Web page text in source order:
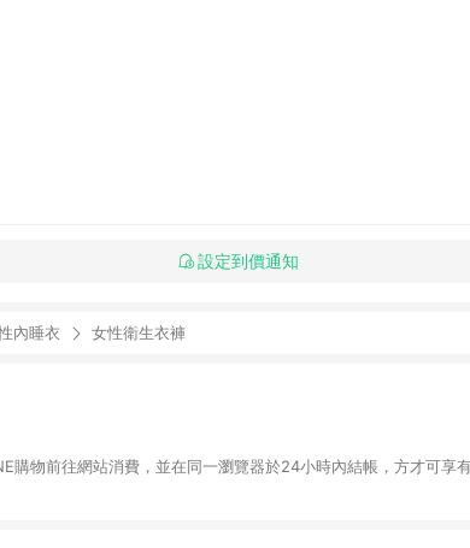
設定到價通知
內睡衣 女性衛生衣褲
購物前往網站消費，並在同一瀏覽器於24小時內結帳，方才可享